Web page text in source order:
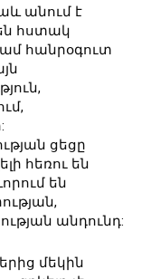
անում է
հստակ
հանրօգուտ
ցեցը
հեռու են
են
անդունդ:
մեկին